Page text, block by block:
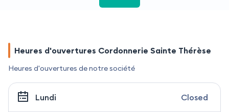
Heures d'ouvertures Cordonnerie Sainte Thérèse
Heures d'ouvertures de notre société
Lundi Closed